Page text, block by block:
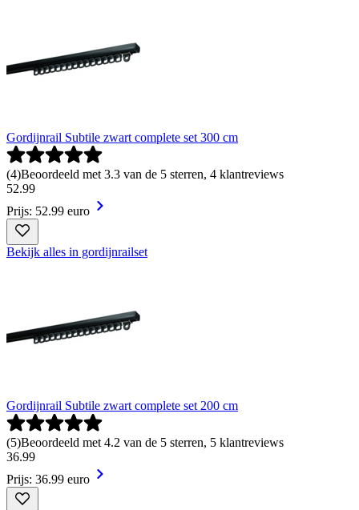
Gordijnrail Subtile zwart complete set 300 cm
(4)Beoordeeld met 3.3 van de 5 sterren, 4 klantreviews
52.99
Prijs: 52.99 euro
Bekijk alles in gordijnrailset
Gordijnrail Subtile zwart complete set 200 cm
(5)Beoordeeld met 4.2 van de 5 sterren, 5 klantreviews
36.99
Prijs: 36.99 euro